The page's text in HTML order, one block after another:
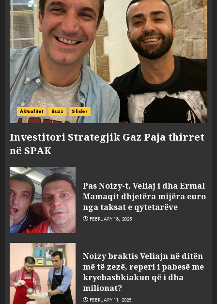
Aktualitet Buzz Slider
Investitori Strategjik Gaz Paja thirret
në SPAK
Pas Noizy-t, Veliaj i dha Ermal
Mamaqit dhjetëra mijëra euro
nga taksat e qytetarëve
FEBRUARY 18, 2025
Noizy braktis Veliajn në ditën
më të zezë, reperi i pabesë me
kryebashkiakun që i dha
milionat?
FEBRUARY 11, 2025
3
sulmuan “One Albania”,
ngjarja u fsheh. A u vodhën
serverat?
MARCH 25, 2025